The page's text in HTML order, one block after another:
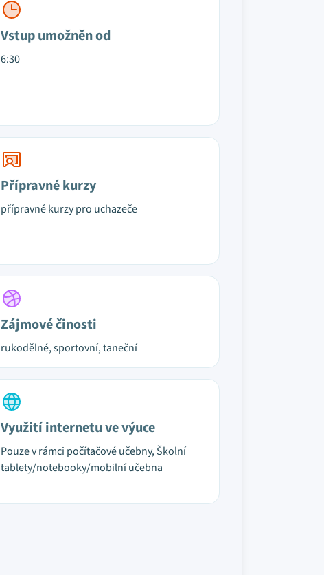
Vstup umožněn od
6:30
Přípravné kurzy
přípravné kurzy pro uchazeče
Zájmové činosti
rukodělné, sportovní, taneční
Využití internetu ve výuce
Pouze v rámci počítačové učebny, Školní
tablety/notebooky/mobilní učebna